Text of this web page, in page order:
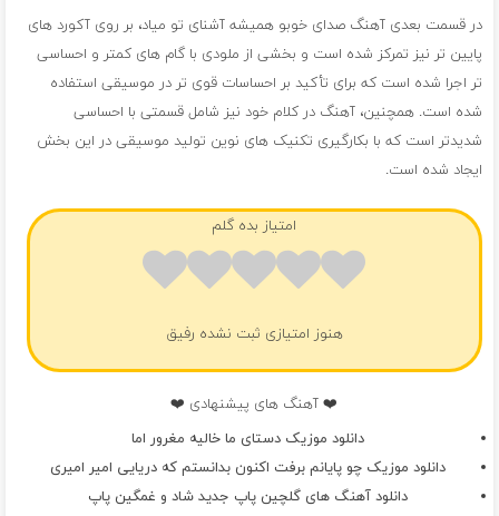
در قسمت بعدی آهنگ صدای خوبو همیشه آشنای تو میاد، بر روی آکورد های
پایین تر نیز تمرکز شده است و بخشی از ملودی با گام های کمتر و احساسی
تر اجرا شده است که برای تأکید بر احساسات قوی تر در موسیقی استفاده
شده است. همچنین، آهنگ در کلام خود نیز شامل قسمتی با احساسی
شدیدتر است که با بکارگیری تکنیک های نوین تولید موسیقی در این بخش
ایجاد شده است.
امتیاز بده گلم
هنوز امتیازی ثبت نشده رفیق
❤️ آهنگ های پیشنهادی ❤️
دانلود موزیک دستای ما خالیه مغرور اما
دانلود موزیک چو پایانم برفت اکنون بدانستم که دریایی امیر امیری
دانلود آهنگ های گلچین پاپ جدید شاد و غمگین پاپ